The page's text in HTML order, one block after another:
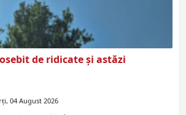
de ridicate și astăzi
04 August 2026